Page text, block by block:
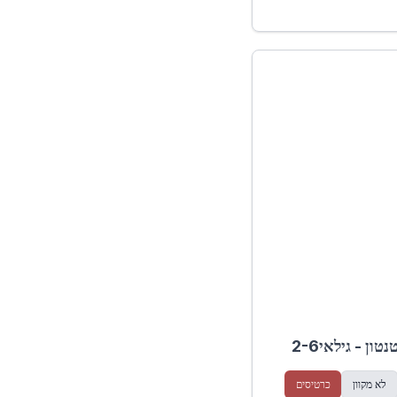
- גילאי2-6
לא מקוון כרטיסים